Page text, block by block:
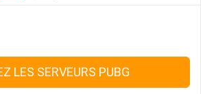
LES SERVEURS PUBG